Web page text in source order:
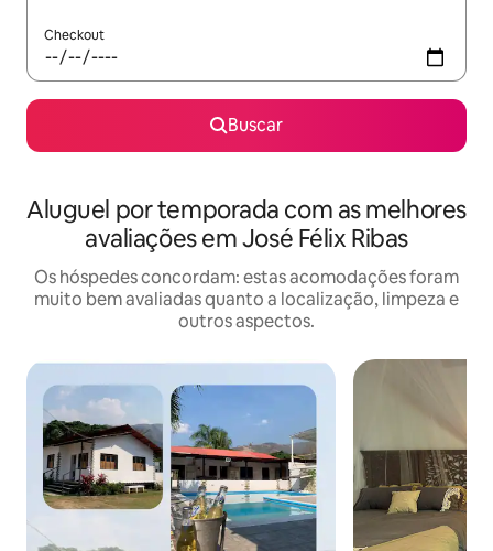
Checkout
Buscar
Aluguel por temporada com as melhores
avaliações em José Félix Ribas
Os hóspedes concordam: estas acomodações foram
muito bem avaliadas quanto a localização, limpeza e
outros aspectos.